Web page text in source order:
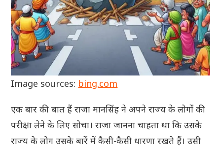
Image sources: bing.com
एक बार की बात हैं राजा मानसिंह ने अपने राज्य के लोगों की
परीक्षा लेने के लिए सोचा। राजा जानना चाहता था कि उसके
राज्य के लोग उसके बारें में कैसी-कैसी धारणा रखते हैं। उसी